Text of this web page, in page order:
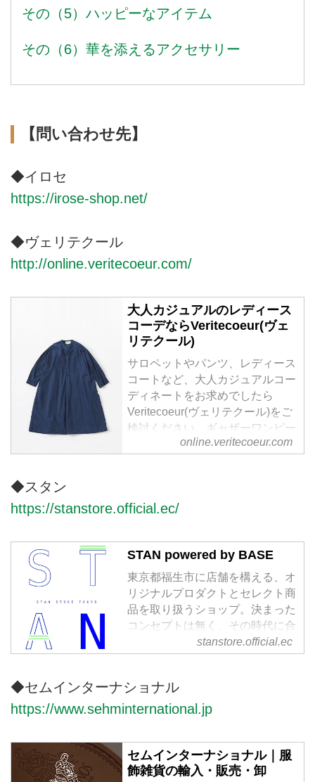
その（5）ハッピーなアイテム
その（6）華を添えるアクセサリー
【問い合わせ先】
◆イロセ
https://irose-shop.net/
◆ヴェリテクール
http://online.veritecoeur.com/
大人カジュアルのレディース
コーデならVeritecoeur(ヴェ
リテクール)
サロペットやパンツ、レディース
コートなど、大人カジュアルコー
ディネートをお求めでしたら
Veritecoeur(ヴェリテクール)をご
検討ください。ギャザーワンピー
スやインナーワンピース、繊細な
で、大人の女性に寄り添うファッ
online.veritecoeur.com
◆スタン
https://stanstore.official.ec/
STAN powered by BASE
東京都福生市に店舗を構える、オ
リジナルプロダクトとセレクト商
品を取り扱うショップ。決まった
コンセプトは無く、その時代に合
った今っぽいものをSTANのフィ
ルターを通して提案しています。
stanstore.official.ec
◆セムインターナショナル
https://www.sehminternational.jp
セムインターナショナル｜服
飾雑貨の輸入・販売・卸